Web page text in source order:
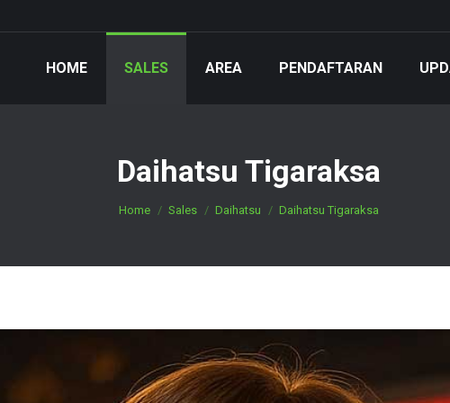
HOME SALES AREA PENDAFTARAN
Daihatsu Tigaraksa
You are here:
Home Sales Daihatsu Daihatsu Tigaraksa